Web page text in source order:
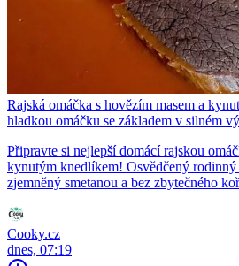
Rajská omáčka s hovězím masem a
hladkou omáčku se základem v silném
Připravte si nejlepší domácí rajskou
kynutým knedlíkem! Osvědčený
zjemněný smetanou a bez zbytečného
Cooky.cz
dnes, 07:19